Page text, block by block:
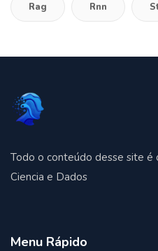
Rag Rnn
Todo o conteúdo desse site é
Ciencia e Dados
Menu Rápido